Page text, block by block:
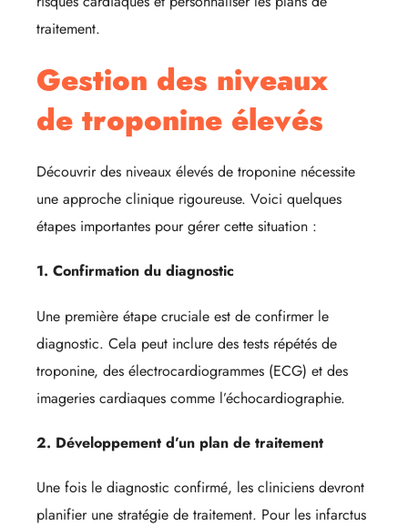
traitement.
Gestion des niveaux
de troponine élevés
Découvrir des niveaux élevés de troponine nécessite
une approche clinique rigoureuse. Voici quelques
étapes importantes pour gérer cette situation :
1. Confirmation du diagnostic
Une première étape cruciale est de confirmer le
diagnostic. Cela peut inclure des tests répétés de
troponine, des électrocardiogrammes (ECG) et des
imageries cardiaques comme l’échocardiographie.
2. Développement d’un plan de traitement
Une fois le diagnostic confirmé, les cliniciens devront
planifier une stratégie de traitement. Pour les infarctus